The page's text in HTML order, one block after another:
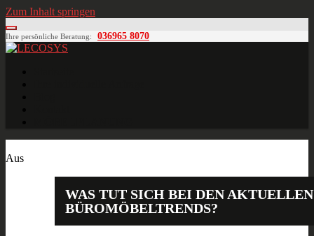
Zum Inhalt springen
Ihre persönliche Beratung: 036965 8070
Aus
WAS TUT SICH BEI DEN AKTUELLEN
BÜROMÖBELTRENDS?